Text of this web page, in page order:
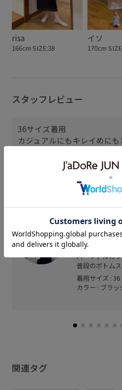
risa
166cm SIZE:38
イソ
170cm
スタッフレビュー
36サイズ着用
カジュアルにもキレイめにも
足捌きのしなすい後ろスリ
フラワー柄のチュールレー
オンオフどちらにもコーディ
たまプラーザ
ayaka
骨格： ウェーブ
パーソナルカ
普段のボトム
着用サイズ : 36
カラー : ブラッ
関連タグ